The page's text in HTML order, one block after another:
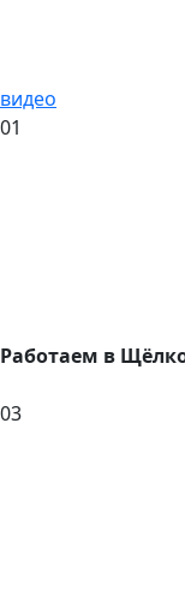
видео
01
Работаем в
03